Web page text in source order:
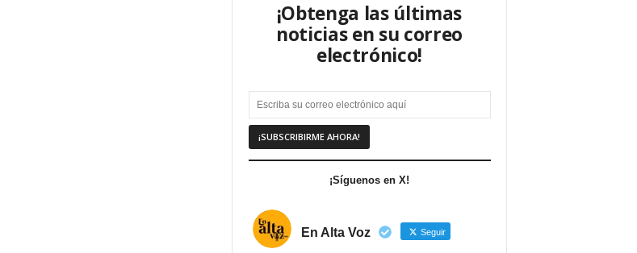
¡Obtenga las últimas
noticias en su correo
electrónico!
¡Síguenos en X!
En Alta Voz Seguir